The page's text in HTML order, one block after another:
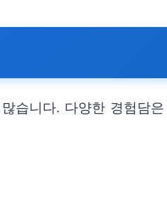
습니다. 다양한 경험담